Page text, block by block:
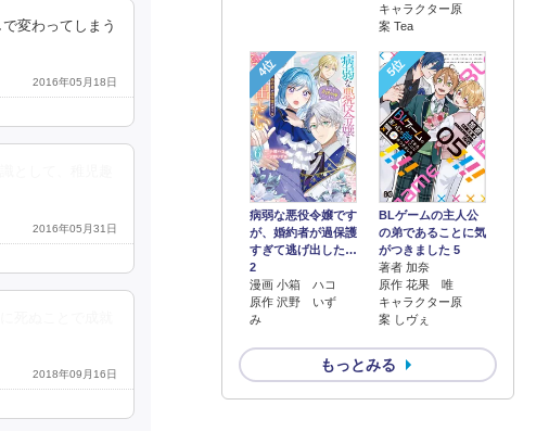
変わってしまう
2016年05月18日
2016年05月31日
2018年09月16日
キャラクター原
案 Tea
4位
病弱な悪役令嬢です
が、婚約者が過保護
すぎて逃げ出した…
2
漫画 小箱 ハコ
原作 沢野 いず
み
5位
BLゲームの主人公
の弟であることに気
がつきました 5
著者 加奈
原作 花果 唯
キャラクター原
案 しヴぇ
もっとみる